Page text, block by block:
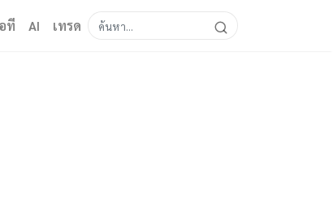
ที AI เทรด